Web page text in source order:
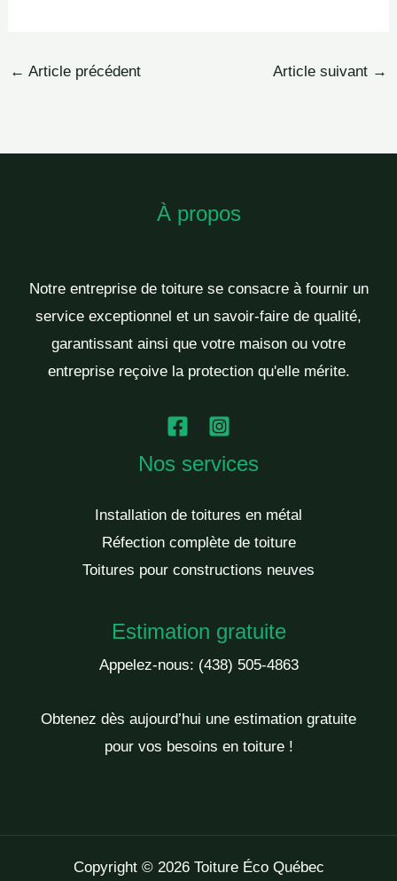
← Article précédent Article suivant →
À propos
Notre entreprise de toiture se consacre à fournir un
service exceptionnel et un savoir-faire de qualité,
garantissant ainsi que votre maison ou votre
entreprise reçoive la protection qu'elle mérite.
Nos services
Installation de toitures en métal
Réfection complète de toiture
Toitures pour constructions neuves
Estimation gratuite
Appelez-nous: (438) 505-4863
Obtenez dès aujourd’hui une estimation gratuite
pour vos besoins en toiture !
Copyright © 2026 Toiture Éco Québec